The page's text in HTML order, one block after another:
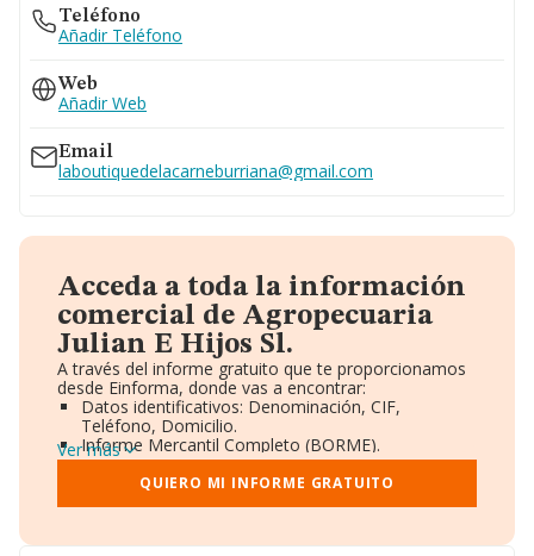
Teléfono
Añadir Teléfono
Web
Añadir Web
Email
laboutiquedelacarneburriana@gmail.com
Acceda a toda la información
comercial de Agropecuaria
Julian E Hijos Sl.
A través del informe gratuito que te proporcionamos
desde Einforma, donde vas a encontrar:
Datos identificativos: Denominación, CIF,
Teléfono, Domicilio.
Informe Mercantil Completo (BORME).
Gráficos de Evolución Ventas y Empleados.
Consejo de Administración y Administradores.
Directivos y Ejecutivos.
Ver más
QUIERO MI INFORME GRATUITO